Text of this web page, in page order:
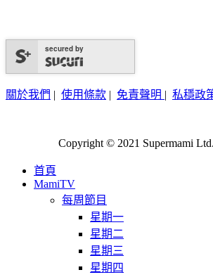
secured by
關於我們 | 使用條款 | 免責聲明 | 私穩政
Copyright © 2021 Supermami
首頁
MamiTV
每周節目
星期一
星期二
星期三
星期四